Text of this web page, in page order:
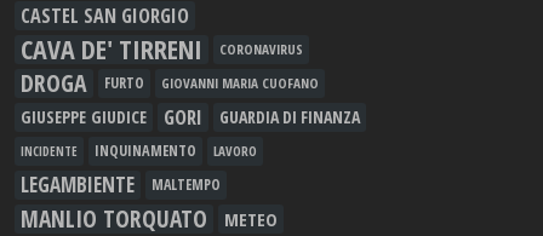
CASTEL SAN GIORGIO
CAVA DE' TIRRENI CORONAVIRUS
DROGA FURTO GIOVANNI MARIA CUOFANO
GIUSEPPE GIUDICE GORI GUARDIA DI FINANZA
INCIDENTE INQUINAMENTO LAVORO
LEGAMBIENTE MALTEMPO
MANLIO TORQUATO METEO